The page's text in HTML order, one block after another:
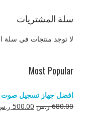
سلة المشتريات
لا توجد منتجات في سلة
Most Popular
افضل جهاز تسجيل صوت مخفي
680.00 ر.س السعر
500.00